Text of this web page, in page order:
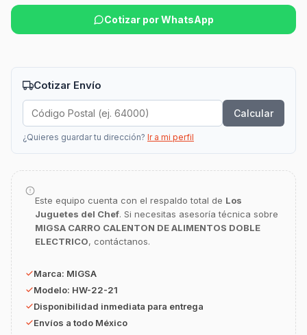
Cotizar por WhatsApp
Cotizar Envío
Calcular
¿Quieres guardar tu dirección? Ir a mi perfil
Este equipo cuenta con el respaldo total de Los
Juguetes del Chef. Si necesitas asesoría técnica sobre
MIGSA CARRO CALENTON DE ALIMENTOS DOBLE
ELECTRICO, contáctanos.
Marca: MIGSA
Modelo: HW-22-21
Disponibilidad inmediata para entrega
Envíos a todo México
GastroBot
¡Hola Chef! 🍳 Soy GastroBot, tu asesor
de cocina profesional de GastroArt.
¿En qué te puedo apoyar hoy con tu
Buscar estufas industriales
Métodos de envío y entrega